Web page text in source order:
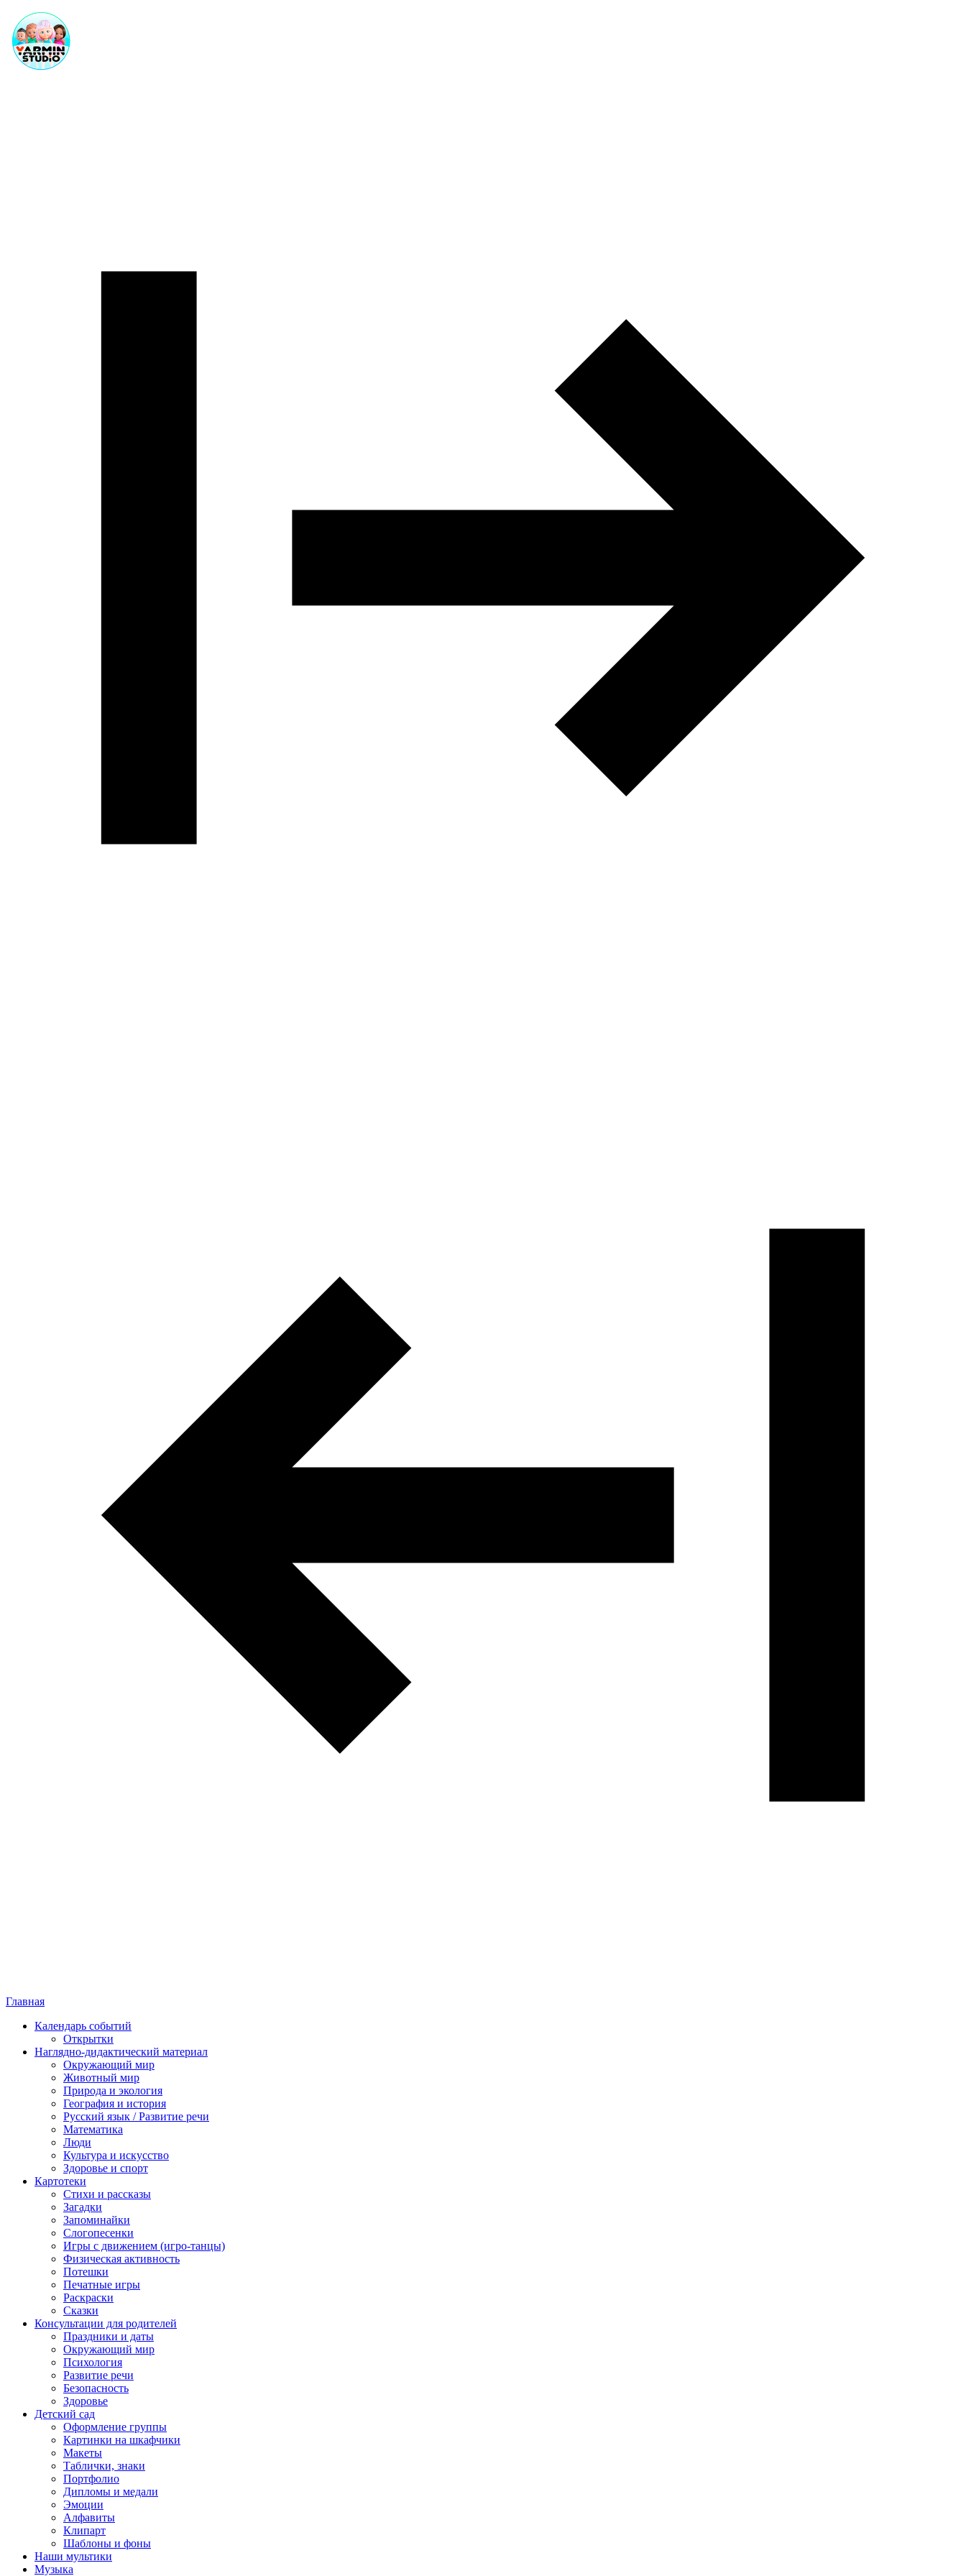
Главная
Календарь событий
Открытки
Наглядно-дидактический материал
Окружающий мир
Животный мир
Природа и экология
География и история
Русский язык / Развитие речи
Математика
Люди
Культура и искусство
Здоровье и спорт
Картотеки
Стихи и рассказы
Загадки
Запоминайки
Слогопесенки
Игры с движением (игро-танцы)
Физическая активность
Потешки
Печатные игры
Раскраски
Сказки
Консультации для родителей
Праздники и даты
Окружающий мир
Психология
Развитие речи
Безопасность
Здоровье
Детский сад
Оформление группы
Картинки на шкафчики
Макеты
Таблички, знаки
Портфолио
Дипломы и медали
Эмоции
Алфавиты
Клипарт
Шаблоны и фоны
Наши мультики
Музыка